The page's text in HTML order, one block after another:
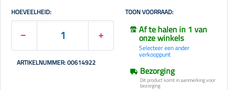
HOEVEELHEID:
ARTIKELNUMMER: 00614922
TOON VOORRAAD:
Af te halen in 1 van
onze winkels
Selecteer een ander
verkooppunt
Bezorging
Dit product komt in aanmerking voor
bezorging